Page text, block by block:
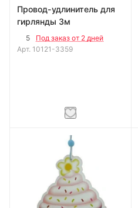
Провод-удлинитель для
гирлянды 3м
5
Под заказ от 2 дней
Арт. 10121-3359